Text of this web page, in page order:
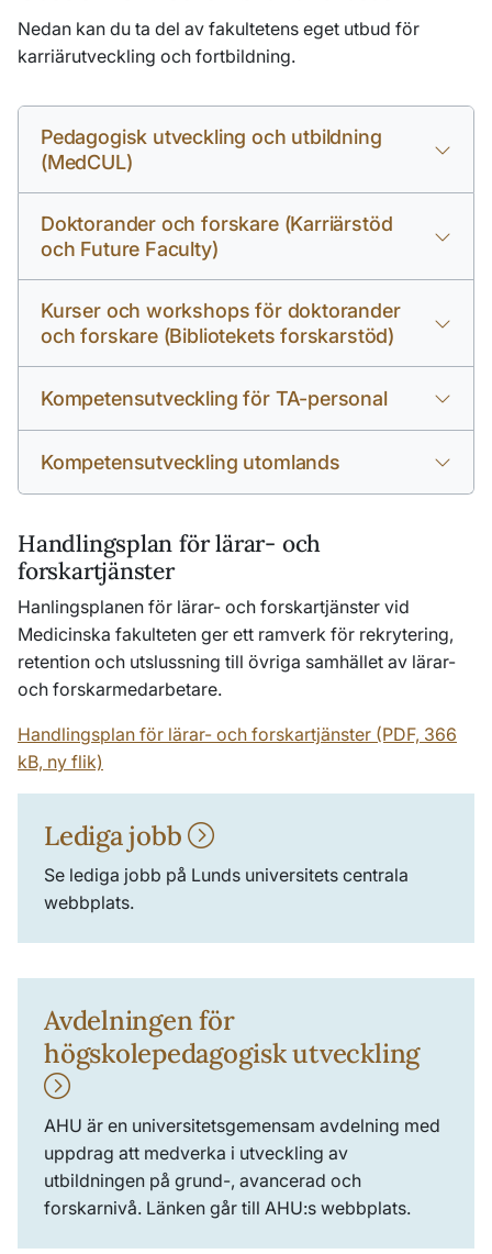
Nedan kan du ta del av fakultetens eget utbud för
karriärutveckling och fortbildning.
Pedagogisk utveckling och utbildning
(MedCUL)
Doktorander och forskare (Karriärstöd
och Future Faculty)
Kurser och workshops för doktorander
och forskare (Bibliotekets forskarstöd)
Kompetensutveckling för TA-personal
Kompetensutveckling utomlands
Handlingsplan för lärar- och
forskartjänster
Hanlingsplanen för lärar- och forskartjänster vid
Medicinska fakulteten ger ett ramverk för rekrytering,
retention och utslussning till övriga samhället av lärar-
och forskarmedarbetare.
Handlingsplan för lärar- och forskartjänster (PDF, 366
kB, ny flik)
Lediga jobb
Se lediga jobb på Lunds universitets centrala
webbplats.
Avdelningen för
högskolepedagogisk utveckling
AHU är en universitetsgemensam avdelning med
uppdrag att medverka i utveckling av
utbildningen på grund-, avancerad och
forskarnivå. Länken går till AHU:s webbplats.